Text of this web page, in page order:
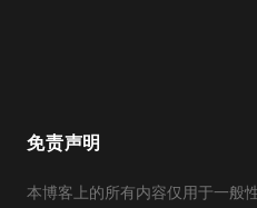
免责声明
本博客上的所有内容仅用于一般